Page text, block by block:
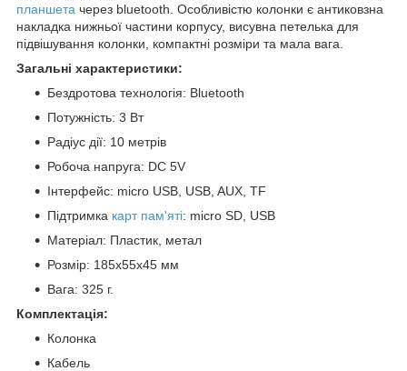
планшета через bluetooth. Особливістю колонки є антиковзна
накладка нижньої частини корпусу, висувна петелька для
підвішування колонки, компактні розміри та мала вага.
Загальні характеристики:
Бездротова технологія: Bluetooth
Потужність: 3 Вт
Радіус дії: 10 метрів
Робоча напруга: DC 5V
Інтерфейс: micro USB, USB, AUX, TF
Підтримка карт пам'яті: micro SD, USB
Матеріал: Пластик, метал
Розмір: 185x55x45 мм
Вага: 325 г.
Комплектація:
Колонка
Кабель